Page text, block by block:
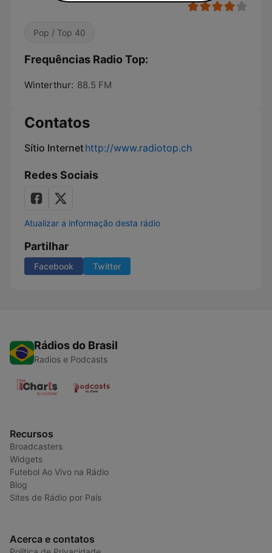
Pop / Top 40
Frequências Radio Top:
Winterthur: 88.5 FM
Contatos
Sítio Internethttp://www.radiotop.ch
Redes Sociais
Atualizar a informação desta rádio
Partilhar
Facebook Twitter
Rádios do Brasil
Radios e Podcasts
Recursos
Broadcasters
Widgets
Futebol Ao Vivo na Rádio
Blog
Sites de Rádio por País
Acerca e contatos